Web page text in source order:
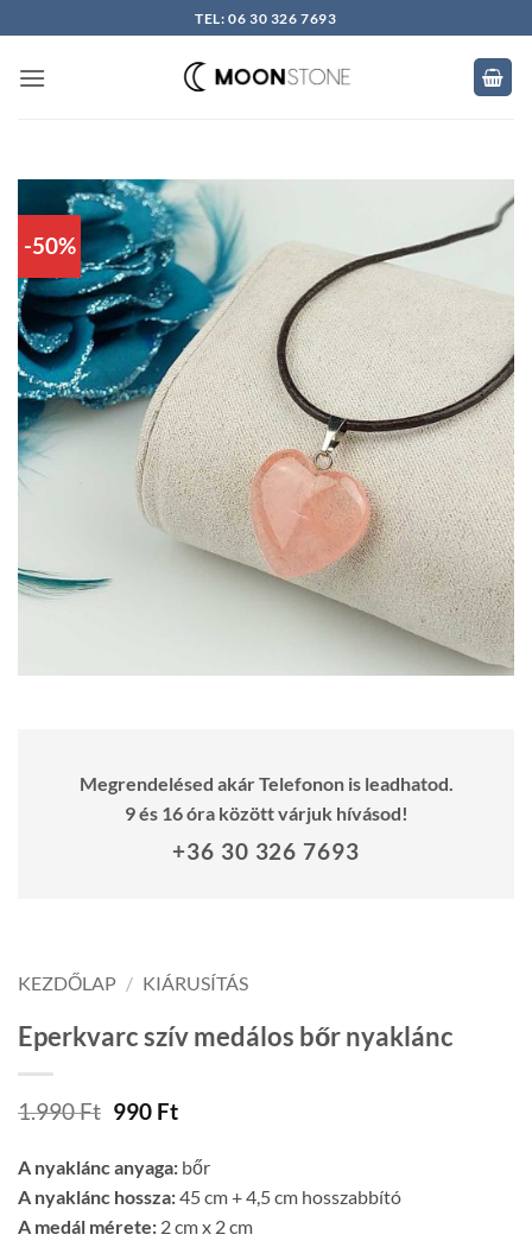
to
content
TEL: 06 30 326 7693
-50%
Megrendelésed akár Telefonon is leadhatod.
9 és 16 óra között várjuk hívásod!
+36 30 326 7693
KEZDŐLAP / KIÁRUSÍTÁS
Eperkvarc szív medálos bőr nyaklánc
1.990Ft Original
1.990 Ft.
990 FtCurrent
is:
990 Ft.
A nyaklánc anyaga: bőr
A nyaklánc hossza:45 cm + 4,5 cm hosszabbító
A medál mérete: 2 cm x 2 cm